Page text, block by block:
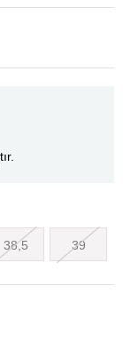
38,5 39